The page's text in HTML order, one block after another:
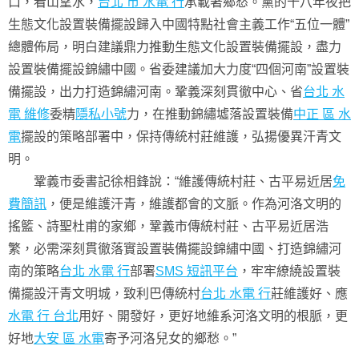
生態文化設置裝備擺設歸入中國特點社會主義工作“五位一體”
總體佈局，明白建議鼎力推動生態文化設置裝備擺設，盡力
設置裝備擺設錦繡中國。省委建議加大力度“四個河南”設置裝
備擺設，出力打造錦繡河南。鞏義深刻貫徹中心、省台北 水
電 維修委精隱私小號力，在推動錦繡墟落設置裝備中正 區 水
電擺設的策略部署中，保持傳統村莊維護，弘揚優異汗青文
明。
鞏義市委書記徐相鋒說：“維護傳統村莊、古平易近居免
費簡訊 ，便是維護汗青，維護都會的文脈。作為河洛文明的
搖籃、詩聖杜甫的家鄉，鞏義市傳統村莊、古平易近居浩
繁，必需深刻貫徹落實設置裝備擺設錦繡中國、打造錦繡河
南的策略台北 水電 行部署SMS 短訊平台 ，牢牢繚繞設置裝
備擺設汗青文明城，致利巴傳統村台北 水電 行莊維護好、應
水電 行 台北用好、開發好，更好地維系河洛文明的根脈，更
好地大安 區 水電寄予河洛兒女的鄉愁。”